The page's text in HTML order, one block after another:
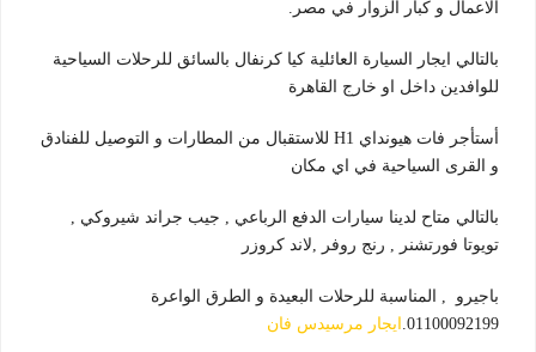
الاعمال و كبار الزوار في مصر.
بالتالي ايجار السيارة العائلية كيا كرنفال بالسائق للرحلات السياحية
للوافدين داخل او خارج القاهرة
أستأجر فات هيونداي H1 للاستقبال من المطارات و التوصيل للفنادق
و القرى السياحية في اي مكان
بالتالي متاح لدينا سيارات الدفع الرباعي , جيب جراند شيروكي ,
تويوتا فورتشنر , رنج روفر ,لاند كروزر
باجيرو , المناسبة للرحلات البعيدة و الطرق الواعرة
01100092199. ايجار مرسيدس فان